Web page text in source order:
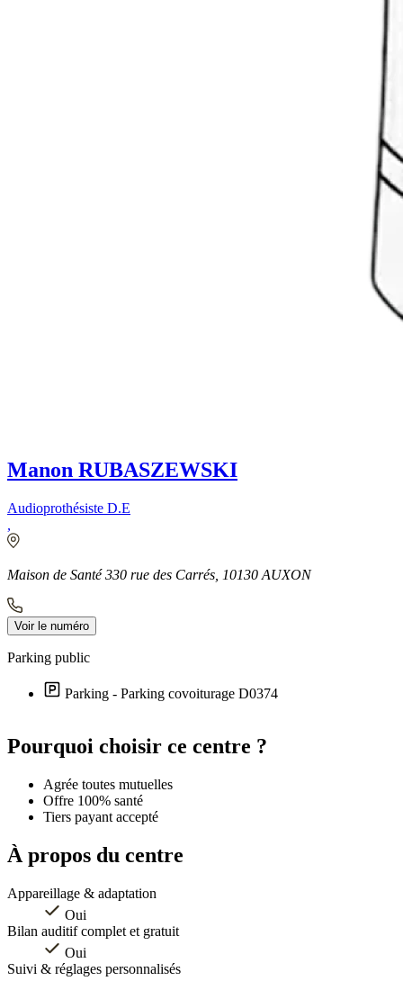
Manon RUBASZEWSKI
Audioprothésiste D.E
Maison de Santé 330 rue des Carrés, 10130 AUXON
Voir le numéro
Parking public
Parking - Parking covoiturage D0374
+
Leaflet ©
Pourquoi choisir ce centre ?
Agrée toutes mutuelles
Offre 100% santé
Tiers payant accepté
À propos du centre
Appareillage & adaptation
Oui
Bilan auditif complet et gratuit
Oui
Suivi & réglages personnalisés